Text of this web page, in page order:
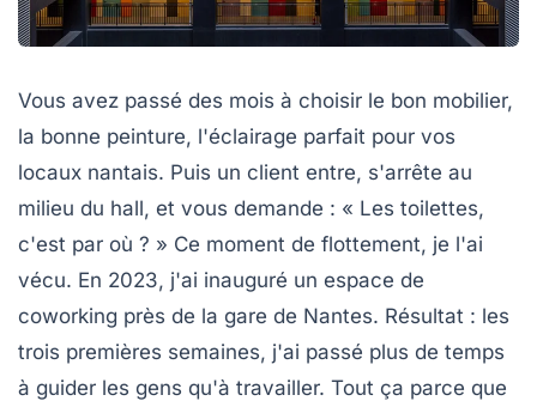
Vous avez passé des mois à choisir le bon mobilier,
la bonne peinture, l'éclairage parfait pour vos
locaux nantais. Puis un client entre, s'arrête au
milieu du hall, et vous demande : « Les toilettes,
c'est par où ? » Ce moment de flottement, je l'ai
vécu. En 2023, j'ai inauguré un espace de
coworking près de la gare de Nantes. Résultat : les
trois premières semaines, j'ai passé plus de temps
à guider les gens qu'à travailler. Tout ça parce que